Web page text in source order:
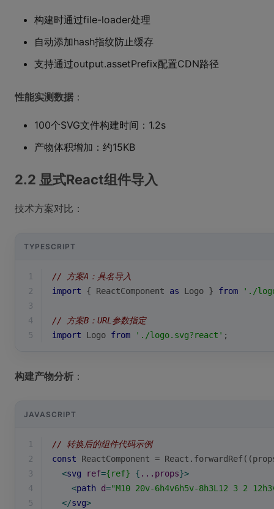
构建时通过file-loader处理
自动添加hash指纹防止缓存
支持通过output.assetPrefix配置CDN路径
性能实测数据 ：
100个SVG文件构建时间：1.2s
产物体积增加：约15KB
2.2 显式React组件导入
技术方案对比：
TYPESCRIPT
1
// 方案A：具名导入
2
import { ReactComponent as Logo } from
'./
3
4
// 方案B：URL参数指定
5
import Logo from './logo.svg?react' ;
构建产物分析 ：
JAVASCRIPT
1
// 转换后的组件代码示例
2
const ReactComponent = React.forwardRef( (
3
<svg ref={ref} { ...props}>
4
<path d="M10 20v-6h4v6h5v-8h3L12 3 2
5
</svg>